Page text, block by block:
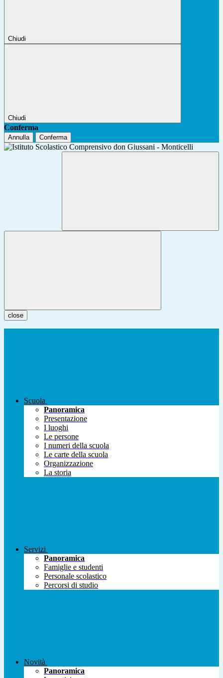
Chiudi
Chiudi
Conferma
Annulla Conferma
close
Scuola
Panoramica
Presentazione
I luoghi
Le persone
I numeri della scuola
Le carte della scuola
Organizzazione
La storia
Servizi
Panoramica
Famiglie e studenti
Personale scolastico
Percorsi di studio
Novità
Panoramica